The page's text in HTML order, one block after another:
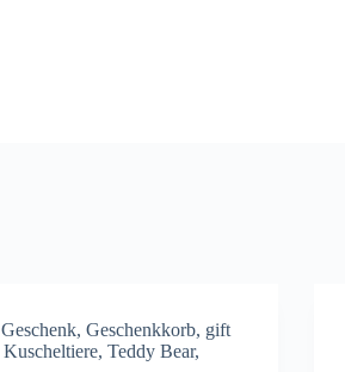
Geschenk, Geschenkkorb, gift
Kuscheltiere, Teddy Bear,